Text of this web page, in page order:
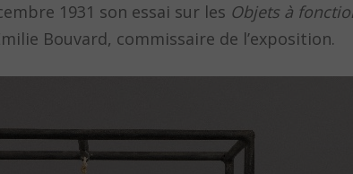
1931 son essai sur les Objets à
Bouvard, commissaire de l’exposition.